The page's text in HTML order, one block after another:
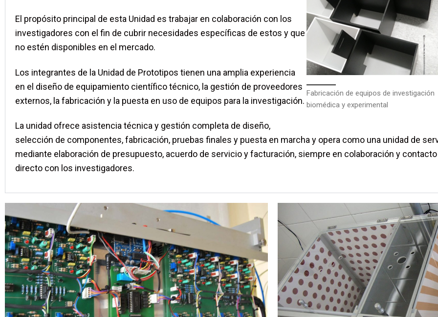
Fabricación de equipos de investigación
biomédica y experimental
El propósito principal de esta Unidad es trabajar en colaboración con los
investigadores con el fin de cubrir necesidades específicas de estos y que
no estén disponibles en el mercado.
Los integrantes de la Unidad de Prototipos tienen una amplia experiencia
en el diseño de equipamiento científico técnico, la gestión de proveedores
externos, la fabricación y la puesta en uso de equipos para la investigación.
La unidad ofrece asistencia técnica y gestión completa de diseño,
selección de componentes, fabricación, pruebas finales y puesta en marcha y opera como una unidad de
mediante elaboración de presupuesto, acuerdo de servicio y facturación, siempre en colaboración y contacto
directo con los investigadores.